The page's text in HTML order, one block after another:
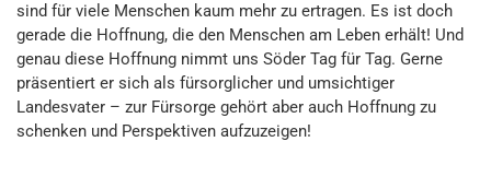
sind für viele Menschen kaum mehr zu ertragen. Es ist doch
gerade die Hoffnung, die den Menschen am Leben erhält! Und
genau diese Hoffnung nimmt uns Söder Tag für Tag. Gerne
präsentiert er sich als fürsorglicher und umsichtiger
Landesvater – zur Fürsorge gehört aber auch Hoffnung zu
schenken und Perspektiven aufzuzeigen!